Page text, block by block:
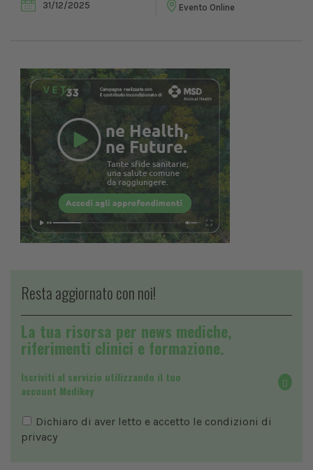
31/12/2025 Evento Online
Resta aggiornato con noi!
La tua risorsa per news mediche,
riferimenti clinici e formazione.
Iscriviti al servizio utilizzando il tuo
account Medikey
Dichiaro di aver letto e accetto le condizioni di
privacy